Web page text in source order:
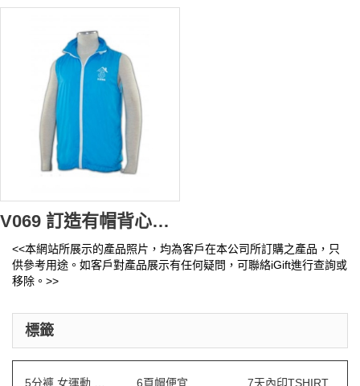
V069 訂造有帽背心褸 訂購團體背心外套 背心褸印製 有帽背心褸供應商
<<本網站所展示的產品照片，均為客戶在本公司所訂購之產品，只
供參考用途。如客戶對產品展示有任何疑問，可聯絡iGift進行查詢或
移除。>>
標籤
6頁帽便宜 7天內印TSHIRT